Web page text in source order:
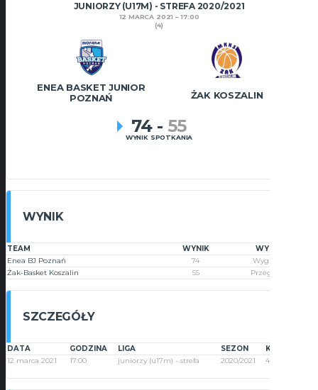
JUNIORZY (U17M) - STREFA 2020/2021
12 MARCA 2021
17:00
(4)
ENEA BASKET JUNIOR
POZNAŃ
ŻAK KOSZALIN
74 - 55
WYNIK SPOTKANIA
WYNIK
TEAM WYNIK
WYNIK
Enea BJ Poznań
74
Wygrana
Żak-Basket Koszalin
55 Przegrana
SZCZEGÓŁY
DATA GODZINA LIGA SEZON
KOLEJKA
12 marca 2021
17:00 juniorzy (u17m) - strefa 2020/2021 4